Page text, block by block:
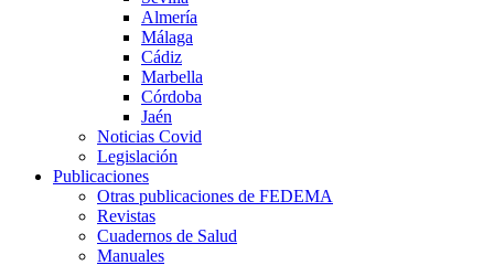
Almería
Málaga
Cádiz
Marbella
Córdoba
Jaén
Noticias Covid
Legislación
Publicaciones
Otras publicaciones de FEDEMA
Revistas
Cuadernos de Salud
Manuales